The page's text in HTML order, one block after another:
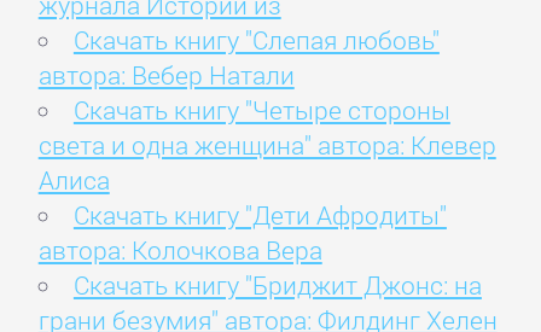
Скачать книгу "Слепая любовь"
автора: Вебер Натали
Скачать книгу "Четыре стороны
света и одна женщина" автора: Клевер
Алиса
Скачать книгу "Дети Афродиты"
автора: Колочкова Вера
Скачать книгу "Бриджит Джонс: на
грани безумия" автора: Филдинг Хелен